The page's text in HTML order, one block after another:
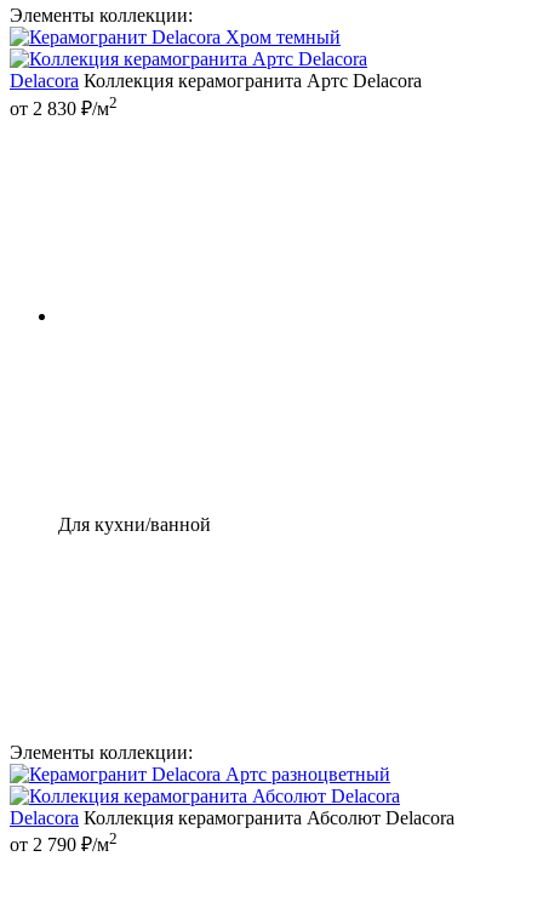
Элементы коллекции:
Delacora Коллекция керамогранита Артс Delacora
от 2 830 ₽/м2
Для кухни/ванной
Элементы коллекции:
Delacora Коллекция керамогранита Абсолют Delacora
от 2 790 ₽/м2